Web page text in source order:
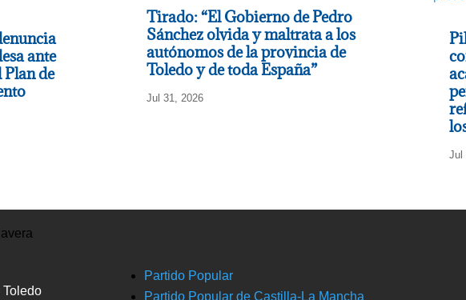
ante
Plan de
Tirado: “El Gobierno de Pedro
Sánchez olvida y maltrata a los
autónomos de la provincia de
Toledo y de toda España”
Jul 31, 2026
Jul
Toledo
Partido Popular
Partido Popular de Castilla-La Mancha